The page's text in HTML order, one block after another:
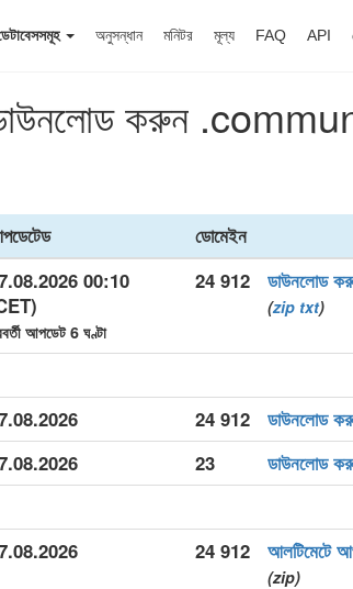
অনুসন্ধান মনিটর মূল্য FAQ API
ডাউনলোড করুন
ডোমেইন
00:10
আপডেট 6 ঘণ্টা
24 912 ডাউনলোড
(zip txt)
24 912 ডাউনলোড
23 ডাউনলোড
24 912 আলটিমেটে
(zip)